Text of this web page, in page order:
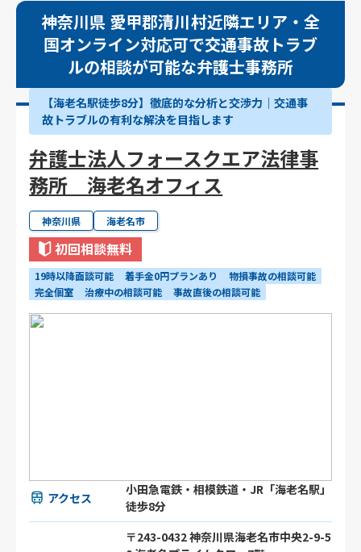
神奈川県 愛甲郡清川村近隣エリア・全
国オンライン対応可で交通事故トラブ
ルの相談が可能な弁護士事務所
【海老名駅徒歩8分】徹底的な分析と交渉力｜交通事
故トラブルの有利な解決を目指します
弁護士法人フォースクエア法律事
務所 海老名オフィス
神奈川県 海老名市
初回相談無料
19時以降面談可能 着手金0円プランあり
物損事故の相談可能
完全個室
治療中の相談可能 事故直後の相談可能
アクセス
小田急電鉄・相模鉄道・JR「海老名駅」
徒歩8分
〒243-0432 神奈川県海老名市中央2-9-5